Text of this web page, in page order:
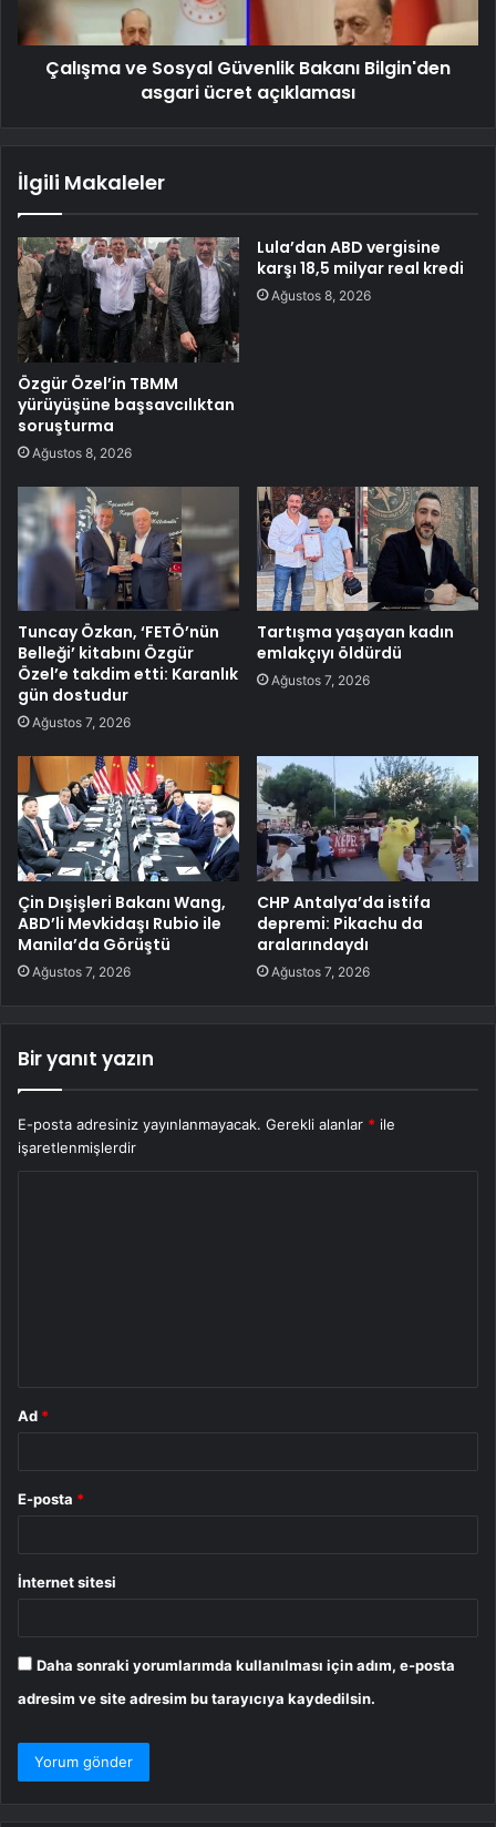
Çalışma ve Sosyal Güvenlik Bakanı Bilgin'den
asgari ücret açıklaması
İlgili Makaleler
Özgür Özel’in TBMM
yürüyüşüne başsavcılıktan
soruşturma
Ağustos 8, 2026
Lula’dan ABD vergisine
karşı 18,5 milyar real kredi
Ağustos 8, 2026
Tuncay Özkan, ‘FETÖ’nün
Belleği’ kitabını Özgür
Özel’e takdim etti: Karanlık
gün dostudur
Ağustos 7, 2026
Tartışma yaşayan kadın
emlakçıyı öldürdü
Ağustos 7, 2026
Çin Dışişleri Bakanı Wang,
ABD’li Mevkidaşı Rubio ile
Manila’da Görüştü
Ağustos 7, 2026
CHP Antalya’da istifa
depremi: Pikachu da
aralarındaydı
Ağustos 7, 2026
Bir yanıt yazın
E-posta adresiniz yayınlanmayacak. Gerekli alanlar * ile
işaretlenmişlerdir
Ad *
E-posta *
İnternet sitesi
Daha sonraki yorumlarımda kullanılması için adım, e-posta
adresim ve site adresim bu tarayıcıya kaydedilsin.